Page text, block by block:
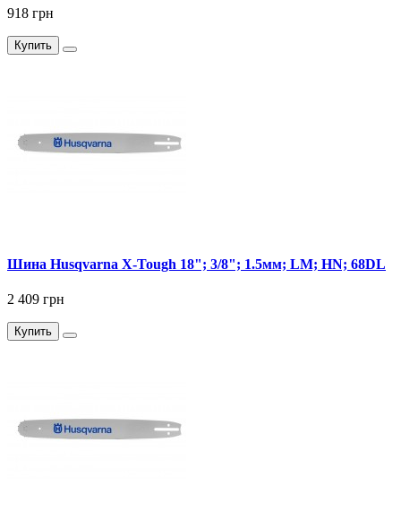
918 грн
Купить
Шина Husqvarna X-Tough 18"; 3/8"; 1.5мм; LM; HN; 68DL
2 409 грн
Купить